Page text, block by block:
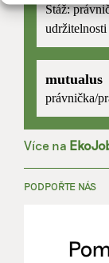
Stáž:
udržitelnosti
mutualus
právnička/
Více na
PODPOŘTE NÁS